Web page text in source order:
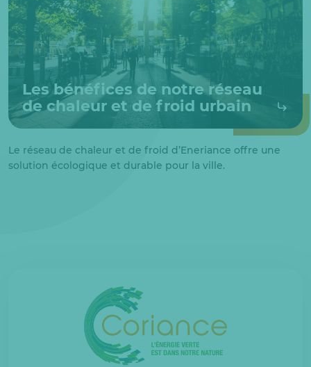
Les bénéfices de notre réseau
de chaleur et de froid urbain
Le réseau de chaleur et de froid d’Eneriance offre une
solution écologique et durable pour la ville.